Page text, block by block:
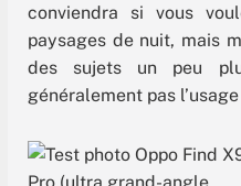
conviendra si vous
paysages de nuit, mais
des sujets un peu
généralement pas